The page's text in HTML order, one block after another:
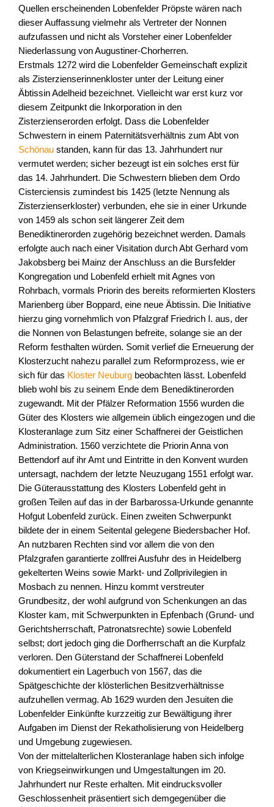
Quellen erscheinenden Lobenfelder Pröpste wären nach
dieser Auffassung vielmehr als Vertreter der Nonnen
aufzufassen und nicht als Vorsteher einer Lobenfelder
Niederlassung von Augustiner-Chorherren.
Erstmals 1272 wird die Lobenfelder Gemeinschaft explizit
als Zisterzienserinnenkloster unter der Leitung einer
Äbtissin Adelheid bezeichnet. Vielleicht war erst kurz vor
diesem Zeitpunkt die Inkorporation in den
Zisterzienserorden erfolgt. Dass die Lobenfelder
Schwestern in einem Paternitätsverhältnis zum Abt von
Schönau standen, kann für das 13. Jahrhundert nur
vermutet werden; sicher bezeugt ist ein solches erst für
das 14. Jahrhundert. Die Schwestern blieben dem Ordo
Cisterciensis zumindest bis 1425 (letzte Nennung als
Zisterzienserkloster) verbunden, ehe sie in einer Urkunde
von 1459 als schon seit längerer Zeit dem
Benediktinerorden zugehörig bezeichnet werden. Damals
erfolgte auch nach einer Visitation durch Abt Gerhard vom
Jakobsberg bei Mainz der Anschluss an die Bursfelder
Kongregation und Lobenfeld erhielt mit Agnes von
Rohrbach, vormals Priorin des bereits reformierten Klosters
Marienberg über Boppard, eine neue Äbtissin. Die Initiative
hierzu ging vornehmlich von Pfalzgraf Friedrich I. aus, der
die Nonnen von Belastungen befreite, solange sie an der
Reform festhalten würden. Somit verlief die Erneuerung der
Klosterzucht nahezu parallel zum Reformprozess, wie er
sich für das Kloster Neuburg beobachten lässt. Lobenfeld
blieb wohl bis zu seinem Ende dem Benediktinerorden
zugewandt. Mit der Pfälzer Reformation 1556 wurden die
Güter des Klosters wie allgemein üblich eingezogen und die
Klosteranlage zum Sitz einer Schaffnerei der Geistlichen
Administration. 1560 verzichtete die Priorin Anna von
Bettendorf auf ihr Amt und Eintritte in den Konvent wurden
untersagt, nachdem der letzte Neuzugang 1551 erfolgt war.
Die Güterausstattung des Klosters Lobenfeld geht in
großen Teilen auf das in der Barbarossa-Urkunde genannte
Hofgut Lobenfeld zurück. Einen zweiten Schwerpunkt
bildete der in einem Seitental gelegene Biedersbacher Hof.
An nutzbaren Rechten sind vor allem die von den
Pfalzgrafen garantierte zollfrei Ausfuhr des in Heidelberg
gekelterten Weins sowie Markt- und Zollprivilegien in
Mosbach zu nennen. Hinzu kommt verstreuter
Grundbesitz, der wohl aufgrund von Schenkungen an das
Kloster kam, mit Schwerpunkten in Epfenbach (Grund- und
Gerichtsherrschaft, Patronatsrechte) sowie Lobenfeld
selbst; dort jedoch ging die Dorfherrschaft an die Kurpfalz
verloren. Den Güterstand der Schaffnerei Lobenfeld
dokumentiert ein Lagerbuch von 1567, das die
Spätgeschichte der klösterlichen Besitzverhältnisse
aufzuhellen vermag. Ab 1629 wurden den Jesuiten die
Lobenfelder Einkünfte kurzzeitig zur Bewältigung ihrer
Aufgaben im Dienst der Rekatholisierung von Heidelberg
und Umgebung zugewiesen.
Von der mittelalterlichen Klosteranlage haben sich infolge
von Kriegseinwirkungen und Umgestaltungen im 20.
Jahrhundert nur Reste erhalten. Mit eindrucksvoller
Geschlossenheit präsentiert sich demgegenüber die